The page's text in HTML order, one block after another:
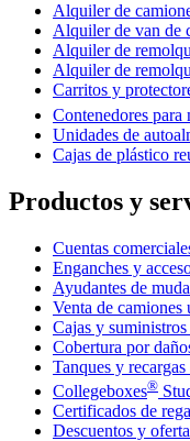
Alquiler de
Alquiler de van de
Alquiler de
Alquiler de
Carritos y
Contenedores para
Unidades de
Cajas de plástico
Productos y
Cuentas
Enganches y
Ayudantes de
Venta de camiones
Cajas y suministros
Cobertura por
Tanques y
Collegeboxes®
Certificados de
Descuentos y